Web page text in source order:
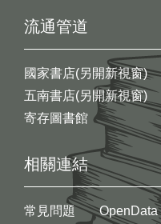
流通管道
國家書店(另開新視窗)
五南書店(另開新視窗)
寄存圖書館
相關連結
常見問題
OpenData